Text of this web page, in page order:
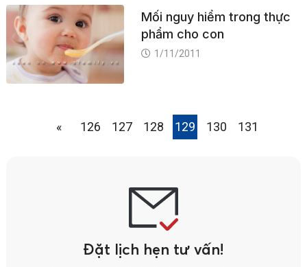
Mối nguy hiểm trong thực
phẩm cho con
1/11/2011
« 126 127 128 129 130 131
Đặt lịch hẹn tư vấn!